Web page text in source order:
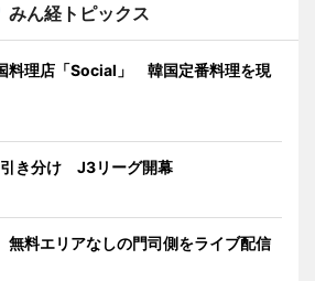
みん経トピックス
料理店「Social」 韓国定番料理を現
き分け J3リーグ開幕
無料エリアなしの門司側をライブ配信